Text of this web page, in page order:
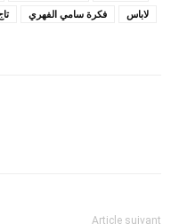
فكرة سامي الفهري
لاباس
Article suivant